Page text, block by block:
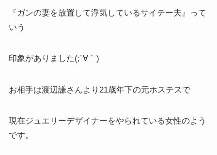
『ガンの妻を放置して浮気しているサイテー夫』って
いう
印象がありました(;´∀｀)
お相手は渡辺謙さんより21歳年下の元ホステスで
現在ジュエリーデザイナーをやられている女性のよう
です。